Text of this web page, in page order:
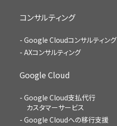
コンサルティング
Google Cloudコンサルティング
AXコンサルティング
Google Cloud
Google Cloud支払代行
カスタマーサービス
Google Cloudへの移行支援